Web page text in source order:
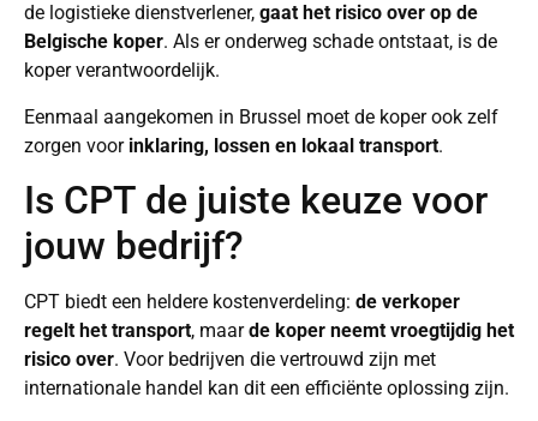
de logistieke dienstverlener, gaat het risico over op de
Belgische koper. Als er onderweg schade ontstaat, is de
koper verantwoordelijk.
Eenmaal aangekomen in Brussel moet de koper ook zelf
zorgen voor inklaring, lossen en lokaal transport.
Is CPT de juiste keuze voor
jouw bedrijf?
CPT biedt een heldere kostenverdeling: de verkoper
regelt het transport, maarde koper neemt vroegtijdig het
risico over. Voor bedrijven die vertrouwd zijn met
internationale handel kan dit een efficiënte oplossing zijn.